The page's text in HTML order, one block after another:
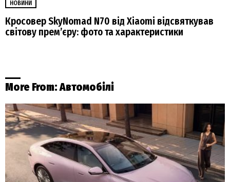
НОВИНИ
Кросовер SkyNomad N70 від Xiaomi відсвяткував
світову прем’єру: фото та характеристики
More From:Автомобілі